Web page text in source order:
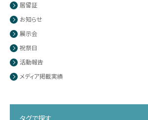
居留証
お知らせ
展示会
祝祭日
活動報告
メディア掲載実績